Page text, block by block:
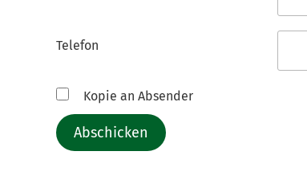
Telefon
Kopie an Absender
Abschicken